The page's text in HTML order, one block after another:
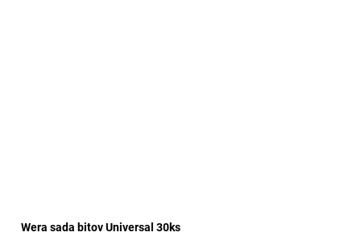
Wera sada bitov Universal 30ks